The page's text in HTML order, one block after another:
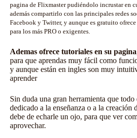
pagina de Flixmaster pudiéndolo incrustar en
además compartirlo con las principales redes
Facebook y Twitter, y aunque es gratuito
para los más PRO o exigentes.
Ademas ofrece tutoriales en su pagina
para que aprendas muy fácil como
y aunque están en ingles son muy
aprender
Sin duda una gran herramienta que todo
dedicado a la enseñanza o a la creación
debe de echarle un ojo, para que ver
aprovechar.